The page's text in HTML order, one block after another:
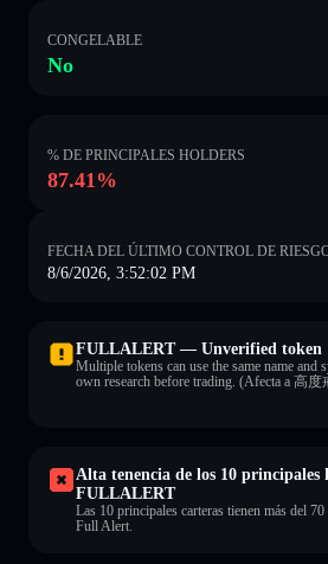
CONGELABLE
No
% DE PRINCIPALES HOLDERS
87.41%
FECHA DEL ÚLTIMO CONTROL DE
8/6/2026, 3:52:02 PM
FULLALERT — Unverified token
Multiple tokens can use the same name
own research before trading. (Afecta a 高
Alta tenencia de los 10 principales
FULLALERT
Las 10 principales carteras tienen más del
Full Alert.